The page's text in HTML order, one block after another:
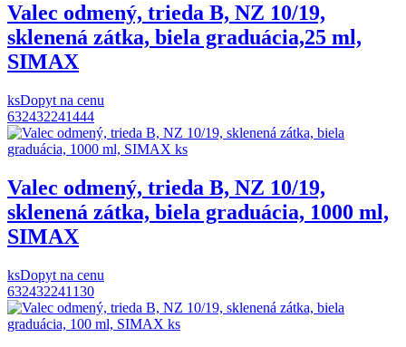
Valec odmený, trieda B, NZ 10/19,
sklenená zátka, biela graduácia,25 ml,
SIMAX
ksDopyt na cenu
632432241444
Valec odmený, trieda B, NZ 10/19,
sklenená zátka, biela graduácia, 1000 ml,
SIMAX
ksDopyt na cenu
632432241130